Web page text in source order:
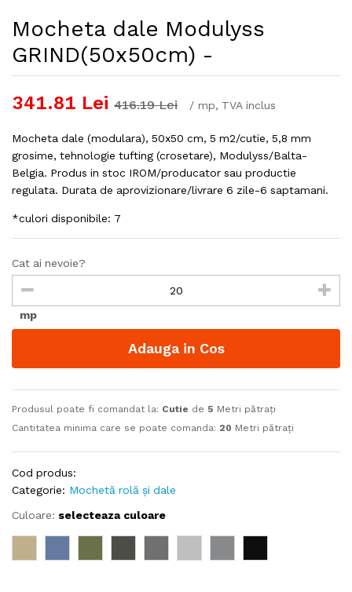
Mocheta dale Modulyss
GRIND(50x50cm) -
341.81 Lei 416.19 Lei / mp, TVA inclus
Mocheta dale (modulara), 50x50 cm, 5 m2/cutie, 5,8 mm
grosime, tehnologie tufting (crosetare), Modulyss/Balta-
Belgia. Produs in stoc IROM/producator sau productie
regulata. Durata de aprovizionare/livrare 6 zile-6 saptamani.
*culori disponibile: 7
Cat ai nevoie?
mp
Adauga in Cos
Produsul poate fi comandat la: Cutie de 5 Metri pătrați
Cantitatea minima care se poate comanda: 20 Metri pătrați
Cod produs:
Categorie: Mochetă rolă și dale
Culoare: selecteaza culoare